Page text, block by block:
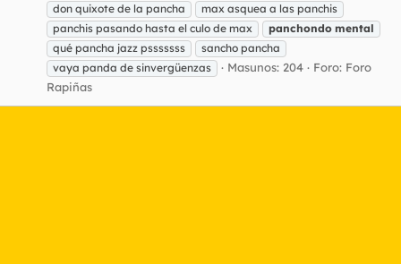
don quixote de la pancha
max asquea a las panchis
panchis pasando hasta el culo de max
panchondo mental
qué pancha jazz psssssss
sancho pancha
vaya panda de sinvergüenzas
Masunos: 204 Foro: Foro
Rapiñas